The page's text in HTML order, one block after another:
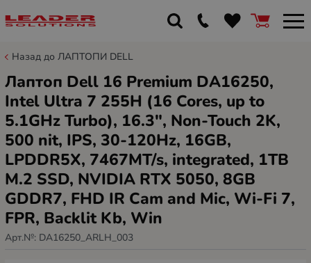
Назад до ЛАПТОПИ DELL
Лаптоп Dell 16 Premium DA16250,
Intel Ultra 7 255H (16 Cores, up to
5.1GHz Turbo), 16.3", Non-Touch 2K,
500 nit, IPS, 30-120Hz, 16GB,
LPDDR5X, 7467MT/s, integrated, 1TB
M.2 SSD, NVIDIA RTX 5050, 8GB
GDDR7, FHD IR Cam and Mic, Wi-Fi 7,
FPR, Backlit Kb, Win
Арт.№: DA16250_ARLH_003